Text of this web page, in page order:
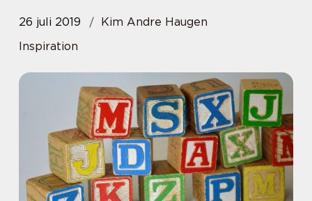
26 juli 2019
Kim Andre Haugen
Inspiration